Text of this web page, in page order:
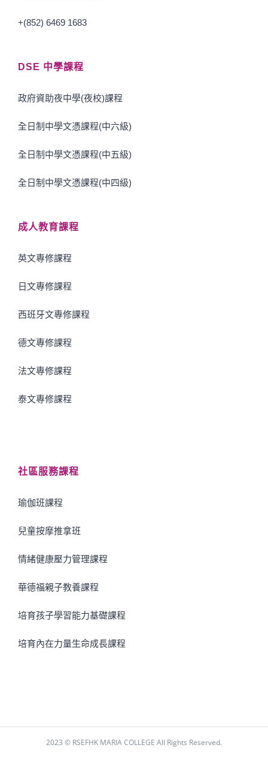
+(852) 6469 1683
DSE 中學課程
政府資助夜中學(夜校)課程
全日制中學文憑課程(中六級)
全日制中學文憑課程(中五級)
全日制中學文憑課程(中四級)
成人教育課程
英文專修課程
日文專修課程
西班牙文專修課程
德文專修課程
法文專修課程
泰文專修課程
社區服務課程
瑜伽班課程
兒童按摩推拿班
情緒健康壓力管理課程
華德福親子教養課程
培育孩子學習能力基礎課程
培育內在力量生命成長課程
2023 © RSEFHK MARIA COLLEGE All Rights Reserved.